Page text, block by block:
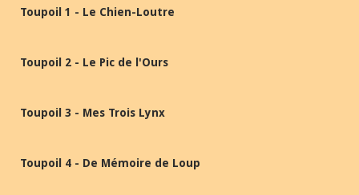
Toupoil 1 - Le Chien-Loutre
Toupoil 2 - Le Pic de l'Ours
Toupoil 3 - Mes Trois Lynx
Toupoil 4 - De Mémoire de Loup